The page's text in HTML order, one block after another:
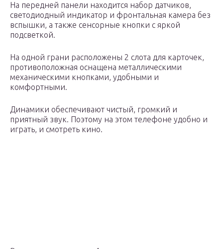
На передней панели находится набор датчиков,
светодиодный индикатор и фронтальная камера без
вспышки, а также сенсорные кнопки с яркой
подсветкой.
На одной грани расположены 2 слота для карточек,
противоположная оснащена металлическими
механическими кнопками, удобными и
комфортными.
Динамики обеспечивают чистый, громкий и
приятный звук. Поэтому на этом телефоне удобно и
играть, и смотреть кино.